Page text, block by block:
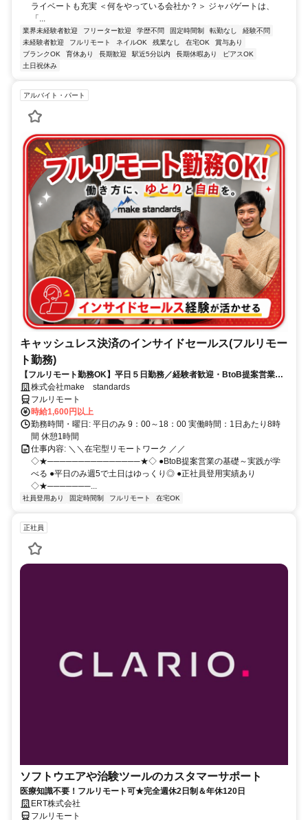
ライベートも充実 ＜何をやっている会社か？＞ ジャパゲートは、
「...
業界未経験者歓迎 フリーター歓迎 学歴不問 固定時間制 転勤なし
経験不問
未経験者歓迎
フルリモート ネイルOK 残業なし 在宅OK
賞与あり
ブランクOK
育休あり 長期歓迎 駅近5分以内 長期休暇あり
ピアスOK
土日祝休み
アルバイト・パート
キャッシュレス決済のインサイドセールス(フルリモー
ト勤務)
【フルリモート勤務OK】平日５日勤務／経験者歓迎・BtoB提案営業で
スキルアップ
株式会社make standards
フルリモート
時給1,600円以上
勤務時間・曜日: 平日のみ 9：00～18：00 実働時間：1日あたり8時
間 休憩1時間
仕事内容: ＼＼在宅型リモートワーク ／／
◇★───────────────★◇ ●BtoB提案営業の基礎～実践が学
べる ●平日のみ週5で土日はゆっくり◎ ●正社員登用実績あり
◇★───────...
社員登用あり 固定時間制 フルリモート 在宅OK
正社員
ソフトウエアや治験ツールのカスタマーサポート
医療知識不要！フルリモート可★完全週休2日制＆年休120日
ERT株式会社
フルリモート